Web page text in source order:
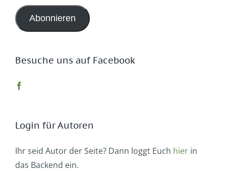
Adresse
Abonnieren
Besuche uns auf Facebook
Login für Autoren
Ihr seid Autor der Seite? Dann loggt Euch hier in
das Backend ein.